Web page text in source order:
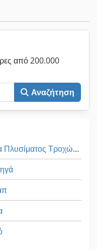
από 200.000
Αναζήτηση
Σύστημα Πλυσίματος Τροχών Φορτηγού